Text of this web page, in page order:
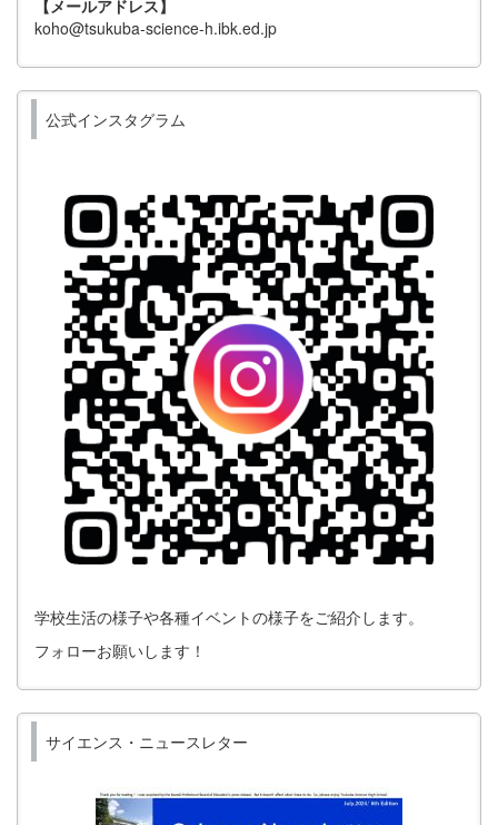
【メールアドレス】
koho@tsukuba-science-h.ibk.ed.jp
公式インスタグラム
学校生活の様子や各種イベントの様子をご紹介します。
フォローお願いします！
サイエンス・ニュースレター